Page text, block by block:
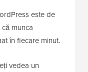
este de
munca
în fiecare minut.
vedea un